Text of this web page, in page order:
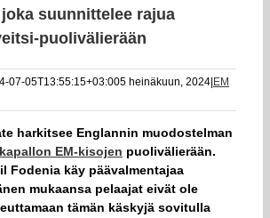
suunnittelee rajua
puolivälierään
07-05T13:55:15+03:005 heinäkuun, 2024 EM
harkitsee Englannin muodostelman
EM-kisojen puolivälierään.
Fodenia käy päävalmentajaa
mukaansa pelaajat eivät ole
tämän käskyjä sovitulla